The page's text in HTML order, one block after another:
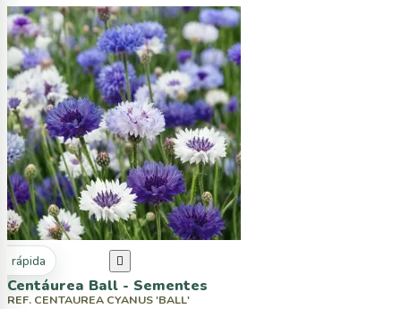
rápida 
Centáurea Ball - Sementes
REF. CENTAUREA CYANUS 'BALL'